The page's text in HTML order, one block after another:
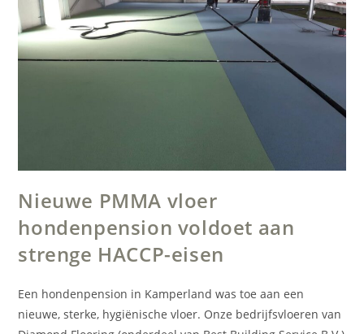
Nieuwe PMMA vloer
hondenpension voldoet aan
strenge HACCP-eisen
Een hondenpension in Kamperland was toe aan een
nieuwe, sterke, hygiënische vloer. Onze bedrijfsvloeren van